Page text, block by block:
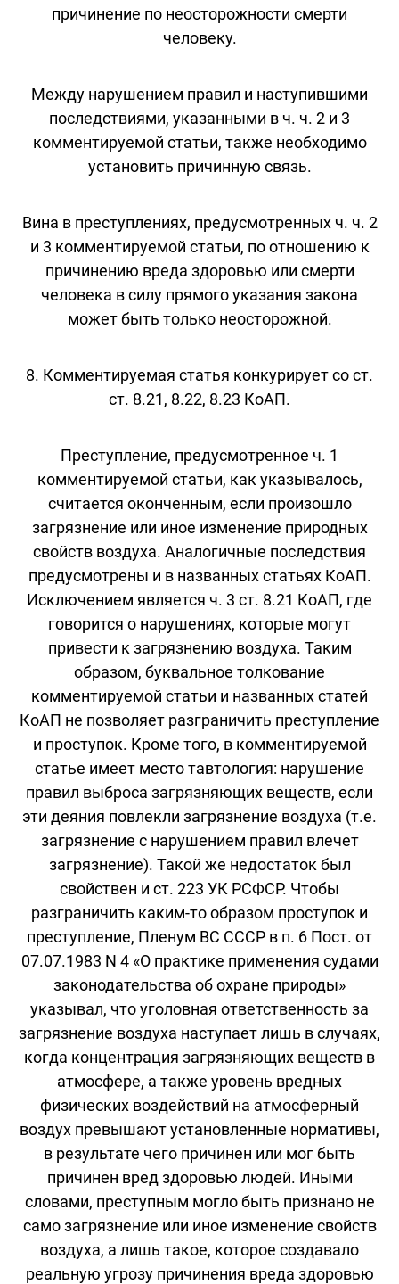
причинение по неосторожности смерти
человеку.
Между нарушением правил и наступившими
последствиями, указанными в ч. ч. 2 и 3
комментируемой статьи, также необходимо
установить причинную связь.
Вина в преступлениях, предусмотренных ч. ч. 2
и 3 комментируемой статьи, по отношению к
причинению вреда здоровью или смерти
человека в силу прямого указания закона
может быть только неосторожной.
8. Комментируемая статья конкурирует со ст.
ст. 8.21, 8.22, 8.23 КоАП.
Преступление, предусмотренное ч. 1
комментируемой статьи, как указывалось,
считается оконченным, если произошло
загрязнение или иное изменение природных
свойств воздуха. Аналогичные последствия
предусмотрены и в названных статьях КоАП.
Исключением является ч. 3 ст. 8.21 КоАП, где
говорится о нарушениях, которые могут
привести к загрязнению воздуха. Таким
образом, буквальное толкование
комментируемой статьи и названных статей
КоАП не позволяет разграничить преступление
и проступок. Кроме того, в комментируемой
статье имеет место тавтология: нарушение
правил выброса загрязняющих веществ, если
эти деяния повлекли загрязнение воздуха (т.е.
загрязнение с нарушением правил влечет
загрязнение). Такой же недостаток был
свойствен и ст. 223 УК РСФСР. Чтобы
разграничить каким-то образом проступок и
преступление, Пленум ВС СССР в п. 6 Пост. от
07.07.1983 N 4 «О практике применения судами
законодательства об охране природы»
указывал, что уголовная ответственность за
загрязнение воздуха наступает лишь в случаях,
когда концентрация загрязняющих веществ в
атмосфере, а также уровень вредных
физических воздействий на атмосферный
воздух превышают установленные нормативы,
в результате чего причинен или мог быть
причинен вред здоровью людей. Иными
словами, преступным могло быть признано не
само загрязнение или иное изменение свойств
воздуха, а лишь такое, которое создавало
реальную угрозу причинения вреда здоровью